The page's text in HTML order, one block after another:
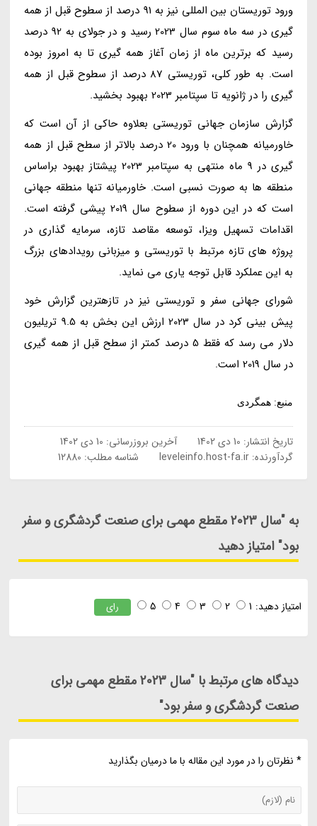
ورود توریستان بین المللی نیز به 91 درصد از سطوح قبل از همه
گیری در سه ماه سوم سال 2023 رسید و در جولای به 92 درصد
رسید که برترین ماه از زمان آغاز همه گیری تا به امروز بوده
است. به طور کلی، توریستی 87 درصد از سطوح قبل از همه
گیری را در ژانویه تا سپتامبر 2023 بهبود بخشید.
گزارش سازمان جهانی توریستی بعلاوه حاکی از آن است که
خاورمیانه همچنان با ورود 20 درصد بالاتر از سطح قبل از همه
گیری در 9 ماه منتهی به سپتامبر 2023 پیشتاز بهبود براساس
منطقه ها به صورت نسبی است. خاورمیانه تنها منطقه جهانی
است که در این دوره از سطوح سال 2019 پیشی گرفته است.
اقدامات تسهیل ویزا، توسعه مقاصد تازه، سرمایه گذاری در
پروژه های تازه مرتبط با توریستی و میزبانی رویدادهای بزرگ
به این عملکرد قابل توجه یاری می نماید.
شورای جهانی سفر و توریستی نیز در تازهترین گزارش خود
پیش بینی کرد در سال 2023 ارزش این بخش به 9.5 تریلیون
دلار می رسد که فقط 5 درصد کمتر از سطح قبل از همه گیری
در سال 2019 است.
منبع: همگردی
تاریخ انتشار: 10 دی 1402 آخرین بروزرسانی: 10 دی 1402
گردآورنده:leveleinfo.host-fa.ir شناسه مطلب: 12880
به "سال 2023 مقطع مهمی برای صنعت گردشگری و سفر
بود" امتیاز دهید
امتیاز دهید: 1
2
3
4
5 رای
دیدگاه های مرتبط با "سال 2023 مقطع مهمی برای
صنعت گردشگری و سفر بود"
* نظرتان را در مورد این مقاله با ما درمیان بگذارید